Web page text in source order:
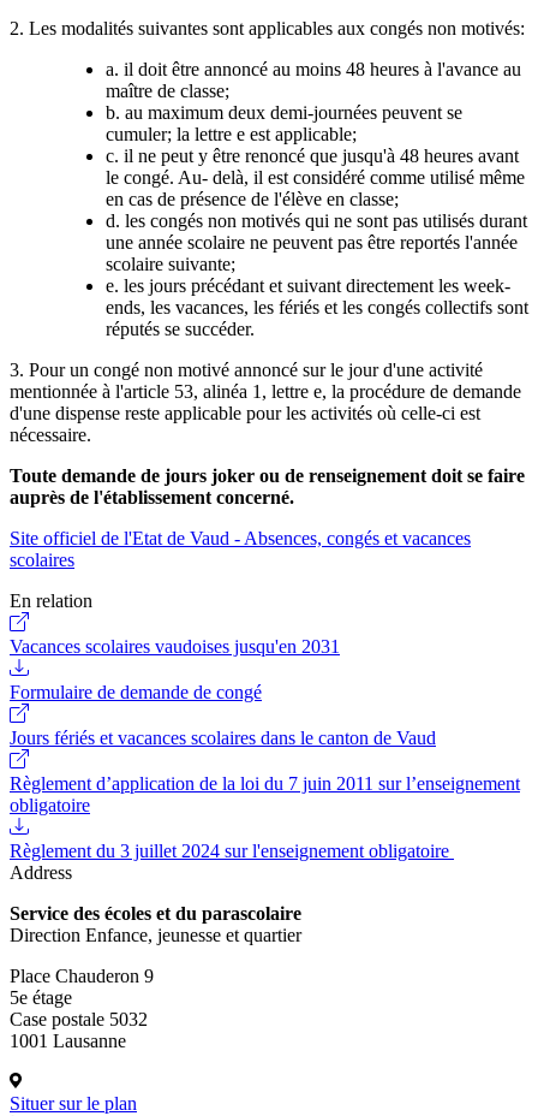
2. Les modalités suivantes sont applicables aux congés non motivés:
a. il doit être annoncé au moins 48 heures à l'avance au
maître de classe;
b. au maximum deux demi-journées peuvent se
cumuler; la lettre e est applicable;
c. il ne peut y être renoncé que jusqu'à 48 heures avant
le congé. Au- delà, il est considéré comme utilisé même
en cas de présence de l'élève en classe;
d. les congés non motivés qui ne sont pas utilisés durant
une année scolaire ne peuvent pas être reportés l'année
scolaire suivante;
e. les jours précédant et suivant directement les week-
ends, les vacances, les fériés et les congés collectifs sont
réputés se succéder.
3. Pour un congé non motivé annoncé sur le jour d'une activité
mentionnée à l'article 53, alinéa 1, lettre e, la procédure de demande
d'une dispense reste applicable pour les activités où celle-ci est
nécessaire.
Toute demande de jours joker ou de renseignement doit se faire
auprès de l'établissement concerné.
Site officiel de l'Etat de Vaud - Absences, congés et vacances
scolaires
En relation
Vacances scolaires vaudoises jusqu'en 2031
Formulaire de demande de congé
Jours fériés et vacances scolaires dans le canton de Vaud
Règlement d’application de la loi du 7 juin 2011 sur l’enseignement
obligatoire
Règlement du 3 juillet 2024 sur l'enseignement obligatoire
Address
Service des écoles et du parascolaire
Direction Enfance, jeunesse et quartier
Place Chauderon 9
5e étage
Case postale 5032
1001 Lausanne
Situer sur le plan